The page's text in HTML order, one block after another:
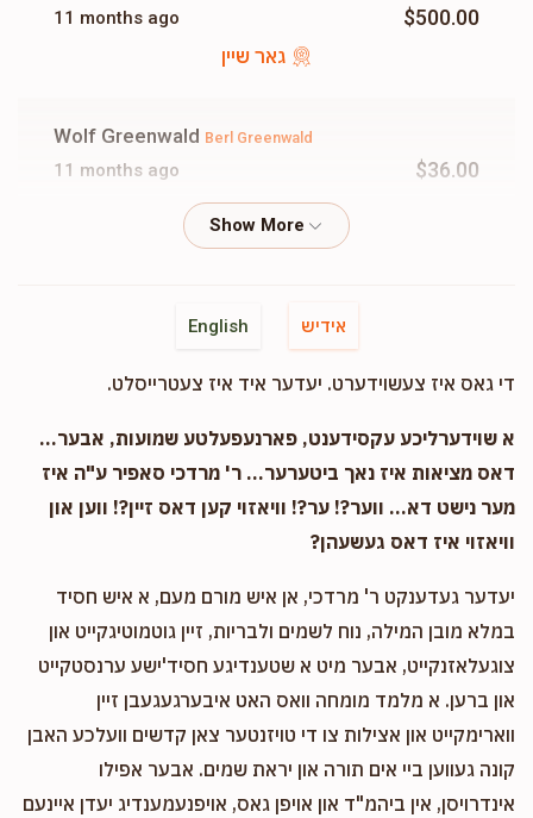
$202 2
Donated Goal Donors
Mordche Taussig
Donated Goal Donors
$0 $1,800 0
11 months ago $500.00
גאר שיין
Wolf Greenwald Berl Greenwald
11 months ago $36.00
Berl Greenwald
11 months ago $101.00
Shaul KohnBerl Greenwald
11 months ago $18.00
English אידיש
די גאס איז צעשוידערט. יעדער איד איז צעטרייסלט.
א שוידערליכע עקסידענט, פארנעפעלטע שמועות, אבער...
דאס מציאות איז נאך ביטערער... ר' מרדכי סאפיר ע"ה איז
מער נישט דא... ווער?! ער?! וויאזוי קען דאס זיין?! ווען און
וויאזוי איז דאס געשעהן?
יעדער געדענקט ר' מרדכי, אן איש מורם מעם, א איש חסיד
במלא מובן המילה, נוח לשמים ולבריות, זיין גוטמוטיגקייט און
צוגעלאזנקייט, אבער מיט א שטענדיגע חסיד'ישע ערנסטקייט
און ברען. א מלמד מומחה וואס האט איבערגעגעבן זיין
ווארימקייט און אצילות צו די טויזנטער צאן קדשים וועלכע האבן
קונה געווען ביי אים תורה און יראת שמים. אבער אפילו
אינדרויסן, אין ביהמ"ד און אויפן גאס, אויפנעמענדיג יעדן איינעם